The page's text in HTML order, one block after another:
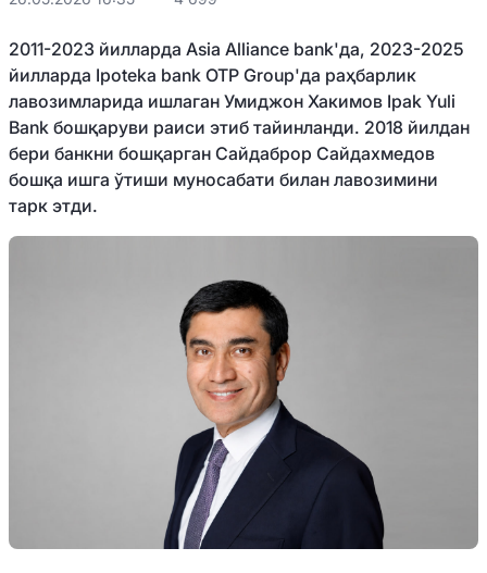
2011-2023 йилларда Asia Alliance bank'да, 2023-2025
йилларда Ipoteka bank OTP Group'да раҳбарлик
лавозимларида ишлаган Умиджон Хакимов Ipak Yuli
Bank бошқаруви раиси этиб тайинланди. 2018 йилдан
бери банкни бошқарган Сайдаброр Сайдахмедов
бошқа ишга ўтиши муносабати билан лавозимини
тарк этди.